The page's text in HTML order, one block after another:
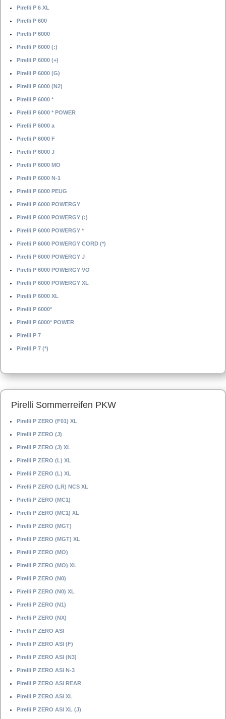
Pirelli P 6 XL
Pirelli P 600
Pirelli P 6000
Pirelli P 6000 (:)
Pirelli P 6000 (+)
Pirelli P 6000 (G)
Pirelli P 6000 (N2)
Pirelli P 6000 *
Pirelli P 6000 * POWER
Pirelli P 6000 a
Pirelli P 6000 F
Pirelli P 6000 J
Pirelli P 6000 MO
Pirelli P 6000 N-1
Pirelli P 6000 PEUG
Pirelli P 6000 POWERGY
Pirelli P 6000 POWERGY (:)
Pirelli P 6000 POWERGY *
Pirelli P 6000 POWERGY CORD (*)
Pirelli P 6000 POWERGY J
Pirelli P 6000 POWERGY VO
Pirelli P 6000 POWERGY XL
Pirelli P 6000 XL
Pirelli P 6000*
Pirelli P 6000* POWER
Pirelli P 7
Pirelli P 7 (*)
Pirelli Sommerreifen PKW
Pirelli P ZERO (F01) XL
Pirelli P ZERO (J)
Pirelli P ZERO (J) XL
Pirelli P ZERO (L) XL
Pirelli P ZERO (L) XL
Pirelli P ZERO (LR) NCS XL
Pirelli P ZERO (MC1)
Pirelli P ZERO (MC1) XL
Pirelli P ZERO (MGT)
Pirelli P ZERO (MGT) XL
Pirelli P ZERO (MO)
Pirelli P ZERO (MO) XL
Pirelli P ZERO (N0)
Pirelli P ZERO (N0) XL
Pirelli P ZERO (N1)
Pirelli P ZERO (NX)
Pirelli P ZERO ASI
Pirelli P ZERO ASI (F)
Pirelli P ZERO ASI (N3)
Pirelli P ZERO ASI N-3
Pirelli P ZERO ASI REAR
Pirelli P ZERO ASI XL
Pirelli P ZERO ASI XL (J)